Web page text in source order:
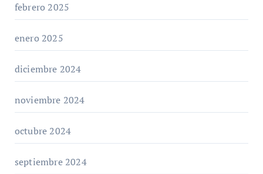
febrero 2025
enero 2025
diciembre 2024
noviembre 2024
octubre 2024
septiembre 2024